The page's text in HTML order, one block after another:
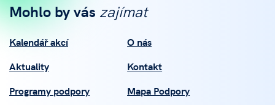
Mohlo by vás zajímat
Kalendář akcí
Aktuality
Programy podpory
O nás
Kontakt
Mapa Podpory